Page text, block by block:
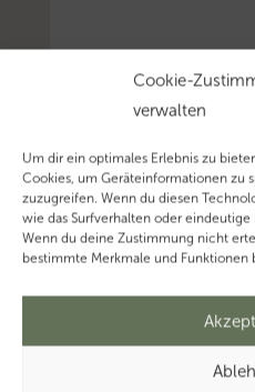
Cookie-
verwalten
Um dir ein optimales Erlebnis zu
Cookies, um Geräteinformationen zu
zuzugreifen. Wenn du diesen
wie das Surfverhalten oder
Wenn du deine Zustimmung nicht
bestimmte Merkmale und